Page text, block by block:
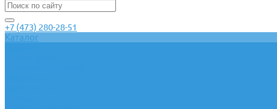
+7 (473) 280-28-51
Каталог